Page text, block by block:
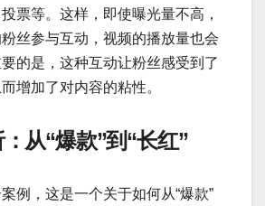
票等。这样，即使曝光量不高，
丝参与互动，视频的播放量也会
的是，这种互动让粉丝感受到了
增加了对内容的粘性。
从“爆款”到“长红”
例，这是一个关于如何从“爆款”